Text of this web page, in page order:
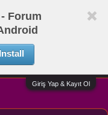
Forum
Install
Giriş Yap & Kayıt Ol